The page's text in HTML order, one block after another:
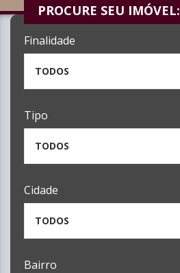
PROCURE SEU IMÓVEL:
Finalidade
TODOS
Tipo
TODOS
Cidade
TODOS
Bairro